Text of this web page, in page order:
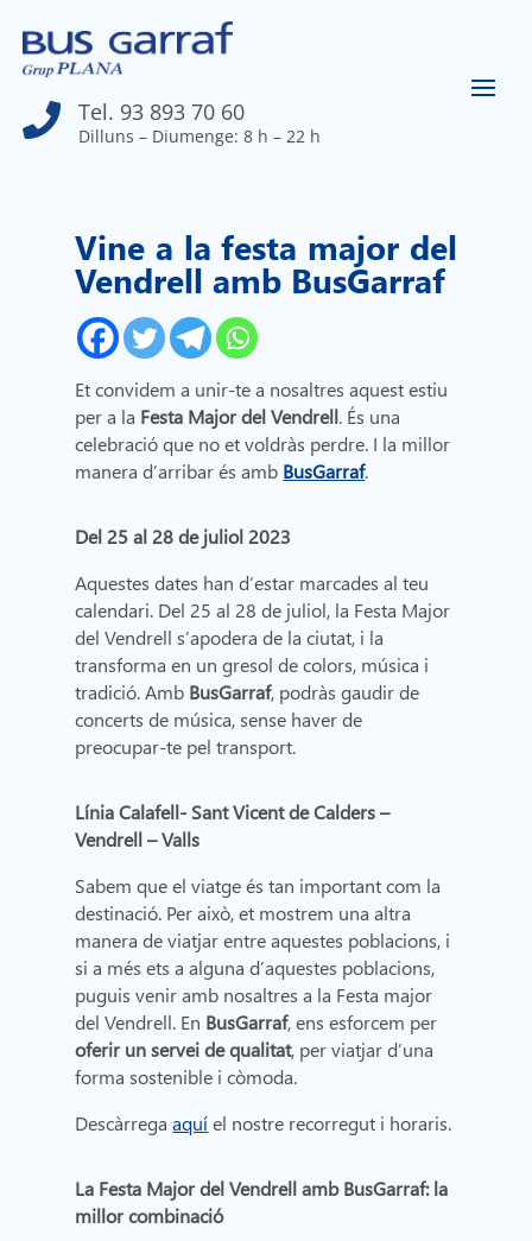
 Tel. 93 893 70 60
Dilluns – Diumenge: 8 h – 22 h
Vine a la festa major del
Vendrell amb BusGarraf
Et convidem a unir-te a nosaltres aquest estiu
per a la Festa Major del Vendrell. És una
celebració que no et voldràs perdre. I la millor
manera d’arribar és amb BusGarraf.
Del 25 al 28 de juliol 2023
Aquestes dates han d’estar marcades al teu
calendari. Del 25 al 28 de juliol, la Festa Major
del Vendrell s’apodera de la ciutat, i la
transforma en un gresol de colors, música i
tradició. Amb BusGarraf, podràs gaudir de
concerts de música, sense haver de
preocupar-te pel transport.
Línia Calafell- Sant Vicent de Calders –
Vendrell – Valls
Sabem que el viatge és tan important com la
destinació. Per això, et mostrem una altra
manera de viatjar entre aquestes poblacions, i
si a més ets a alguna d’aquestes poblacions,
puguis venir amb nosaltres a la Festa major
del Vendrell. En BusGarraf, ens esforcem per
oferir un servei de qualitat, per viatjar d’una
forma sostenible i còmoda.
Descàrregaaquíel nostre recorregut i horaris.
La Festa Major del Vendrell amb BusGarraf: la
millor combinació